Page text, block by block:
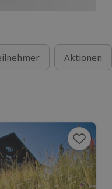
Aktionen